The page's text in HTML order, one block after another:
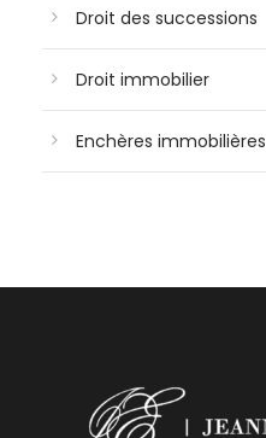
Droit des successions
Droit immobilier
Enchères immobilières